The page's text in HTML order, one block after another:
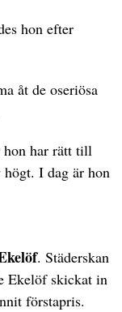
hon efter
åt de oseriösa
hon har rätt till
högt. I dag är hon
. Städerskan
Ekelöf skickat in
förstapris.